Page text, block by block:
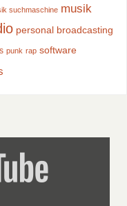
suchmaschine musik
personal broadcasting
punk rap software